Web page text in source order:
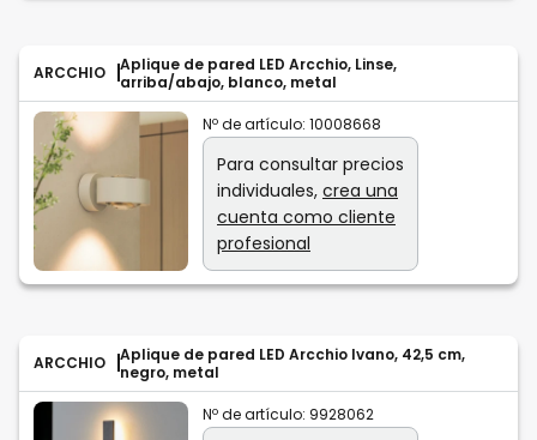
ARCCHIO
Aplique de pared LED Arcchio, Linse,
arriba/abajo, blanco, metal
Nº de artículo: 10008668
Para consultar precios
individuales, crea una
cuenta como cliente
profesional
ARCCHIO
Aplique de pared LED Arcchio Ivano, 42,5 cm,
negro, metal
Nº de artículo: 9928062